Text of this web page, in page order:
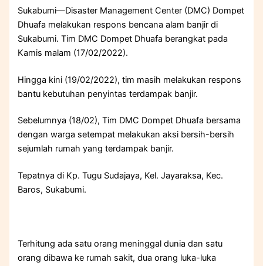
Sukabumi—Disaster Management Center (DMC) Dompet
Dhuafa melakukan respons bencana alam banjir di
Sukabumi. Tim DMC Dompet Dhuafa berangkat pada
Kamis malam (17/02/2022).
Hingga kini (19/02/2022), tim masih melakukan respons
bantu kebutuhan penyintas terdampak banjir.
Sebelumnya (18/02), Tim DMC Dompet Dhuafa bersama
dengan warga setempat melakukan aksi bersih-bersih
sejumlah rumah yang terdampak banjir.
Tepatnya di Kp. Tugu Sudajaya, Kel. Jayaraksa, Kec.
Baros, Sukabumi.
Terhitung ada satu orang meninggal dunia dan satu
orang dibawa ke rumah sakit, dua orang luka-luka